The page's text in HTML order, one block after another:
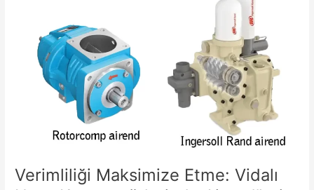
Verimliliği Maksimize Etme: Vidalı
PARTS
Tarafından
Kapsamlı